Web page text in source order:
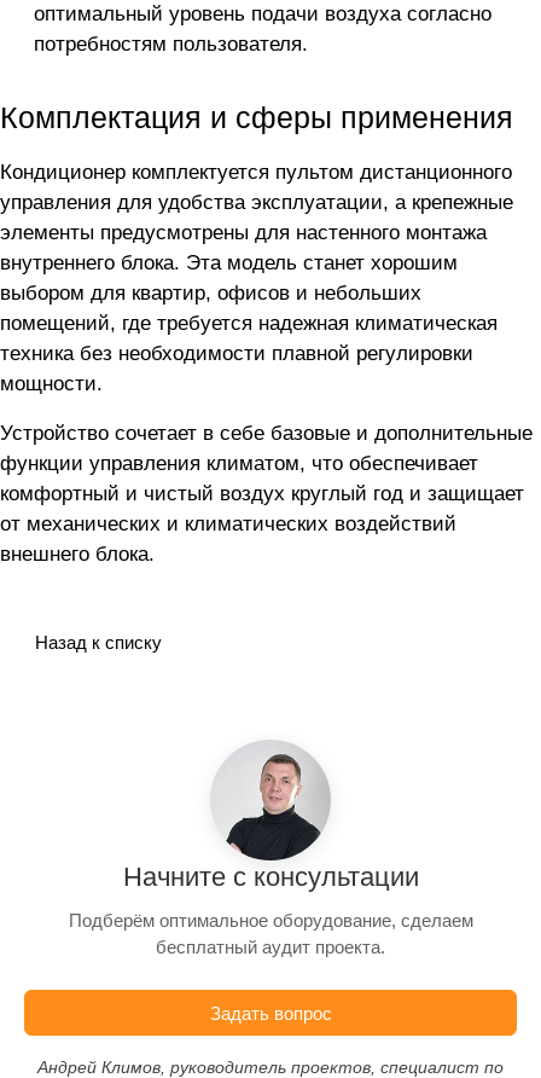
оптимальный уровень подачи воздуха согласно
потребностям пользователя.
Комплектация и сферы применения
Кондиционер комплектуется пультом дистанционного
управления для удобства эксплуатации, а крепежные
элементы предусмотрены для настенного монтажа
внутреннего блока. Эта модель станет хорошим
выбором для квартир, офисов и небольших
помещений, где требуется надежная климатическая
техника без необходимости плавной регулировки
мощности.
Устройство сочетает в себе базовые и дополнительные
функции управления климатом, что обеспечивает
комфортный и чистый воздух круглый год и защищает
от механических и климатических воздействий
внешнего блока.
Назад к списку
Начните с консультации
Подберём оптимальное оборудование, сделаем
бесплатный аудит проекта.
Задать вопрос
Андрей Климов, руководитель проектов, специалист по